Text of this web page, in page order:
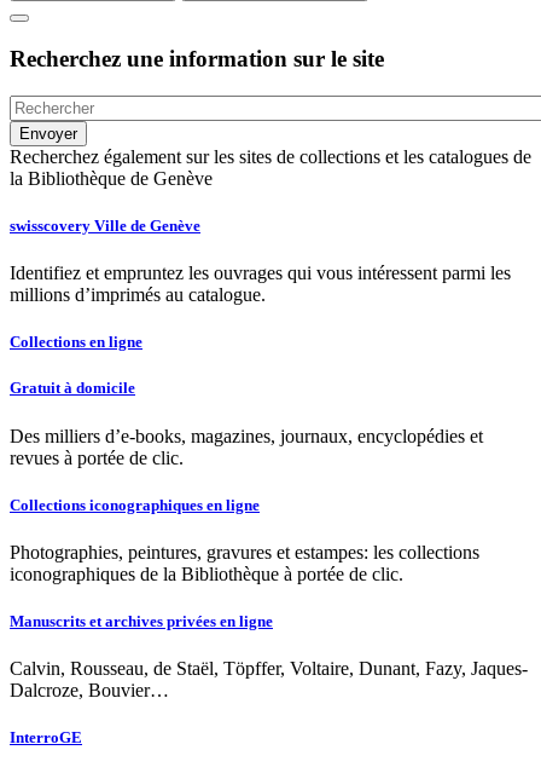
Recherchez une information sur le site
Recherchez également sur les sites de collections et les catalogues de
la Bibliothèque de Genève
swisscovery Ville de Genève
Identifiez et empruntez les ouvrages qui vous intéressent parmi les
millions d’imprimés au catalogue.
Collections en ligne
Gratuit à domicile
Des milliers d’e-books, magazines, journaux, encyclopédies et
revues à portée de clic.
Collections iconographiques en ligne
Photographies, peintures, gravures et estampes: les collections
iconographiques de la Bibliothèque à portée de clic.
Manuscrits et archives privées en ligne
Calvin, Rousseau, de Staël, Töpffer, Voltaire, Dunant, Fazy, Jaques-
Dalcroze, Bouvier…
InterroGE